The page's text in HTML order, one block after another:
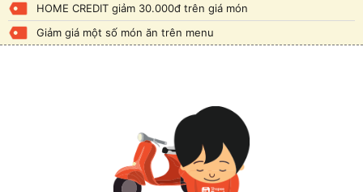
HOME CREDIT giảm 30.000đ trên giá món
Giảm giá một số món ăn trên menu